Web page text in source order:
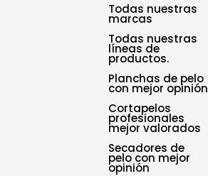
Todas nuestras
marcas
Todas nuestras
líneas de
productos.
Planchas de pelo
con mejor opinión
Cortapelos
profesionales
mejor valorados
Secadores de
pelo con mejor
opinión